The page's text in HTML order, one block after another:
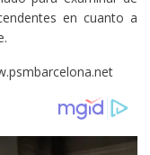
en cuanto a